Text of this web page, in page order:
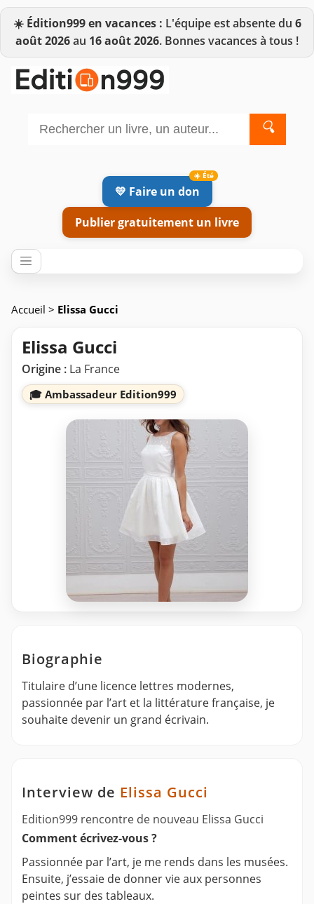
☀️ Édition999 en vacances : L'équipe est absente du 6
août 2026au 16 août 2026. Bonnes vacances à tous !
🔍
💛 Faire un don
Publier gratuitement un livre
Accueil > Elissa Gucci
Elissa Gucci
Origine : La France
🎓 Ambassadeur Edition999
Biographie
Titulaire d’une licence lettres modernes,
passionnée par l’art et la littérature française, je
souhaite devenir un grand écrivain.
Interview de Elissa Gucci
Edition999 rencontre de nouveau Elissa Gucci
Comment écrivez-vous ?
Passionnée par l’art, je me rends dans les musées.
Ensuite, j’essaie de donner vie aux personnes
peintes sur des tableaux.